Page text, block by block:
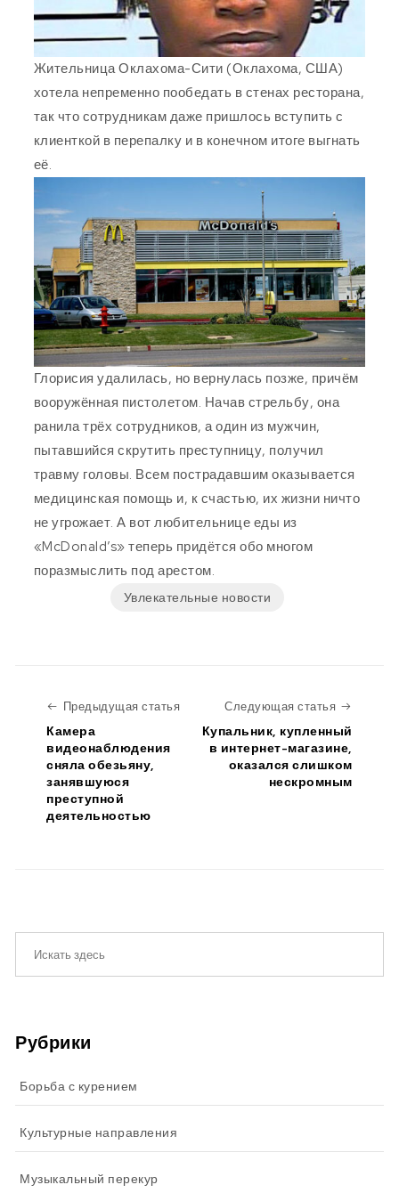
Жительница Оклахома-Сити (Оклахома, США)
хотела непременно пообедать в стенах ресторана,
так что сотрудникам даже пришлось вступить с
клиенткой в перепалку и в конечном итоге выгнать
её.
Глорисия удалилась, но вернулась позже, причём
вооружённая пистолетом. Начав стрельбу, она
ранила трёх сотрудников, а один из мужчин,
пытавшийся скрутить преступницу, получил
травму головы. Всем пострадавшим оказывается
медицинская помощь и, к счастью, их жизни ничто
не угрожает. А вот любительнице еды из
«McDonald’s» теперь придётся обо многом
поразмыслить под арестом.
Увлекательные новости
Предыдущая статьяПредыдущая статья
Камера
видеонаблюдения
сняла обезьяну,
занявшуюся
преступной
деятельностью
Следующая статья
Купальник, купленный
в интернет-магазине,
оказался слишком
нескромным
Рубрики
Борьба с курением
Культурные направления
Музыкальный перекур